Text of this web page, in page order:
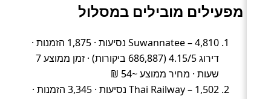
מפעילים מובילים במסלול
Suwannatee – 4,810 נסיעות · 1,875 הזמנות ·
דירוג 4.15/5 (686,887 ביקורות) · זמן ממוצע 7
שעות · מחיר ממוצע ~54 ₪
Thai Railway – 1,502 נסיעות · 3,345 הזמנות ·